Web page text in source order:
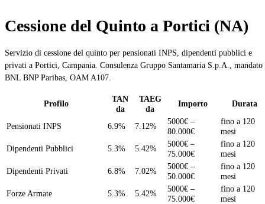
Cessione del Quinto a Portici (NA)
Servizio di cessione del quinto per pensionati INPS, dipendenti pubblici e
privati a Portici, Campania. Consulenza Gruppo Santamaria S.p.A., mandato
BNL BNP Paribas, OAM A107.
Profilo
TAN
da
TAEG
da
Importo Durata
Pensionati INPS 6.9% 7.12%
5000€ –
80.000€
fino a 120
mesi
Dipendenti Pubblici
5.3% 5.42%
5000€ –
75.000€
fino a 120
mesi
Dipendenti Privati
6.8% 7.02%
5000€ –
50.000€
fino a 120
mesi
Forze Armate
5.3% 5.42%
5000€ –
75.000€
fino a 120
mesi